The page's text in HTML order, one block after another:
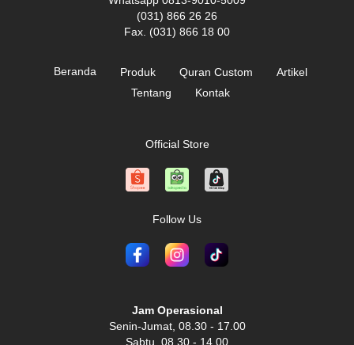
(031) 866 26 26
Fax. (031) 866 18 00
Beranda Produk Quran Custom
Artikel
Tentang
Kontak
Official Store
Follow Us
Jam Operasional
Senin-Jumat, 08.30 - 17.00
Sabtu, 08.30 - 14.00